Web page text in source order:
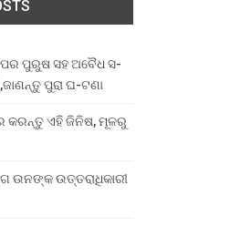
ପୁରୁଷ ସହ ଅବୈଧ ସ-
ପୁରା ଘ-ଟଣା
କରନ୍ତୁ ଏହି ଜିନିଷ, ମୂଳରୁ
ଉତ୍ତରାଧିକାରୀ